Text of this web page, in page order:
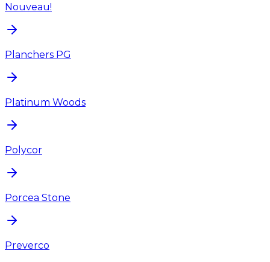
Nouveau!
Planchers PG
Platinum Woods
Polycor
Porcea Stone
Preverco